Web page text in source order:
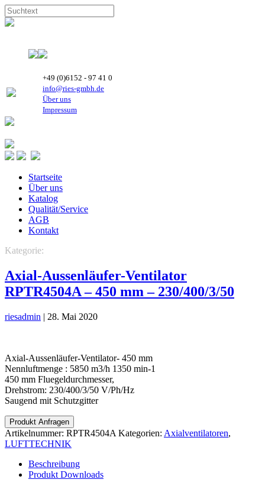
+49 (0)6152 - 97 41 0
info@ries-gmbh.de
Über uns
Impressum
Startseite
Über uns
Katalog
Qualität/Service
AGB
Kontakt
Kategorie:
Axial-Aussenläufer-Ventilator
RPTR4504A – 450 mm – 230/400/3/50
riesadmin | 28. Mai 2020
Axial-Aussenläufer-Ventilator- 450 mm
Nennluftmenge : 5850 m3/h 1350 min-1
450 mm Fluegeldurchmesser,
Drehstrom: 230/400/3/50 V/Ph/Hz
Saugend mit Schutzgitter
Produkt Anfragen
Artikelnummer: RPTR4504A Kategorien: Axialventilatoren,
LUFTTECHNIK
Beschreibung
Produkt Downloads